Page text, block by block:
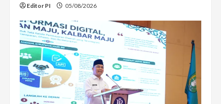
Editor PI 05/08/2026